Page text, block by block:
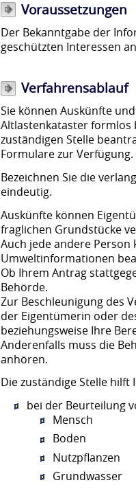
Voraussetzungen
Der Bekanntgabe der
geschützten Interessen
Verfahrensablauf
Sie können Auskünfte
Altlastenkataster formlos
zuständigen Stelle
Formulare zur Verfügung.
Bezeichnen Sie die
eindeutig.
Auskünfte können
fraglichen Grundstücke
Auch jede andere Person
Umweltinformationen
Ob Ihrem Antrag
Behörde.
Zur Beschleunigung des
der Eigentümerin oder
beziehungsweise Ihre
Anderenfalls muss die
anhören.
Die zuständige Stelle hilft
bei der Beurteilung
Mensch
Boden
Nutzpflanzen
Grundwasser